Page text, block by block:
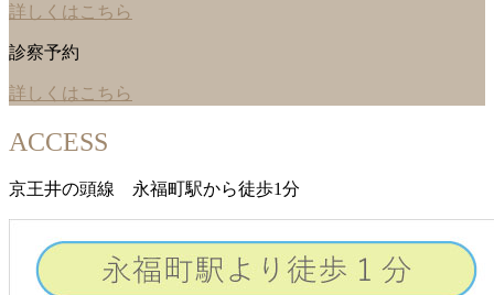
詳しくはこちら
診察予約
詳しくはこちら
ACCESS
京王井の頭線 永福町駅から徒歩1分